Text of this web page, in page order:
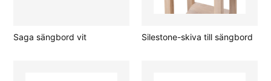
Saga sängbord vit Silestone-skiva till sängbord